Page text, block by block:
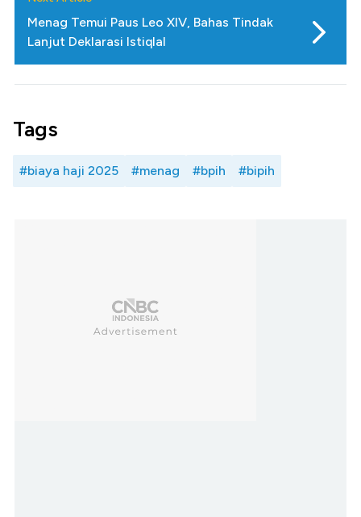
Menag Temui Paus Leo XIV, Bahas Tindak
Lanjut Deklarasi Istiqlal
Tags
#biaya haji 2025 #menag #bpih #bipih